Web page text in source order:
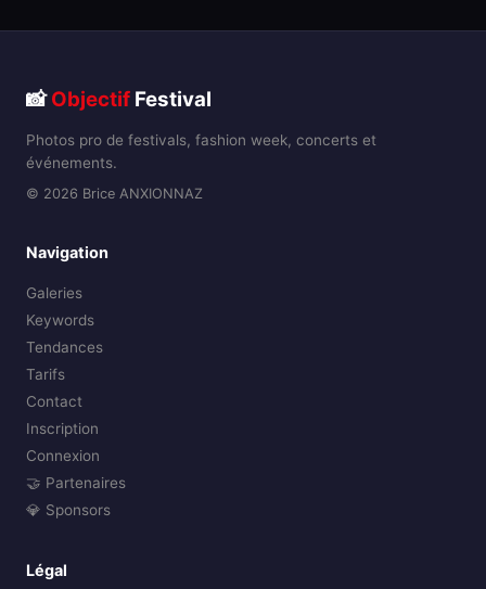
📸Objectif Festival
Photos pro de festivals, fashion week, concerts et
événements.
© 2026 Brice ANXIONNAZ
Navigation
Galeries
Keywords
Tendances
Tarifs
Contact
Inscription
Connexion
🤝 Partenaires
💎 Sponsors
Légal